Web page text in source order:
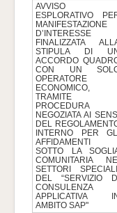
AVVISO
ESPLORATIVO
MANIFESTAZIONE
D’INTERESSE
FINALIZZATA
STIPULA DI
ACCORDO
CON UN
OPERATORE
ECONOMICO,
TRAMITE
PROCEDURA
NEGOZIATA AI
DEL
INTERNO PER
AFFIDAMENTI
SOTTO LA
COMUNITARIA
SETTORI SPECIALI,
DEL “SERVIZIO
CONSULENZA
APPLICATIVA
AMBITO SAP"